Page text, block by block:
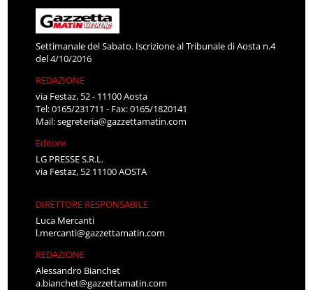
Settimanale del Sabato. Iscrizione al Tribunale di Aosta n.4
del 4/10/2016
REDAZIONE
via Festaz, 52 - 11100 Aosta
Tel: 0165/231711 - Fax: 0165/1820141
Mail:segreteria@gazzettamatin.com
Editore
LG PRESSE S.R.L.
via Festaz, 52 11100 AOSTA
DIRETTORE RESPONSABILE
Luca Mercanti
l.mercanti@gazzettamatin.com
REDAZIONE
Alessandro Bianchet
a.bianchet@gazzettamatin.com